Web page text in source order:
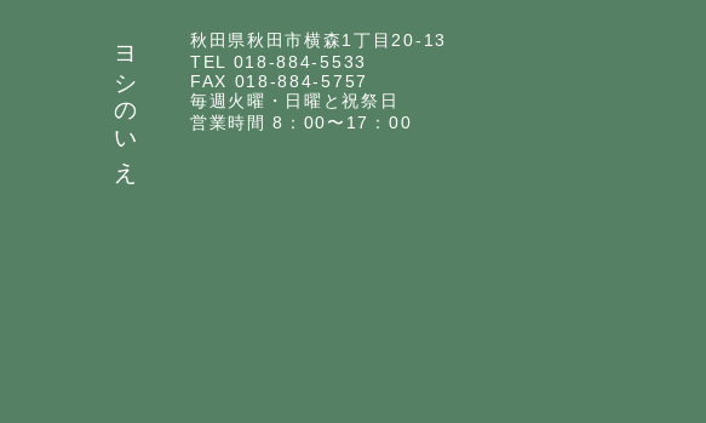
ヨシのいえ
秋田県秋田市横森1丁目20-13
TEL 018-884-5533
FAX 018-884-5757
毎週火曜・日曜と祝祭日
営業時間 8：00〜17：00